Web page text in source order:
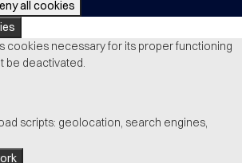
all cookies
cookies necessary for its proper functioning
be deactivated.
scripts: geolocation, search engines,